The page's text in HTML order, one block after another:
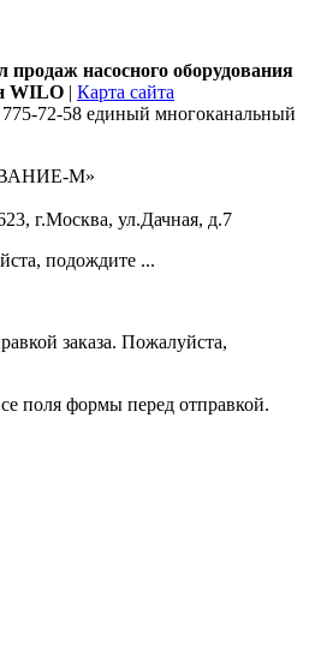
насосного оборудования
WILO | Карта сайта
72-58 единый многоканальный
М»
г.Москва, ул.Дачная, д.7
подождите ...
заказа. Пожалуйста,
поля формы перед отправкой.